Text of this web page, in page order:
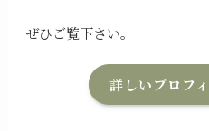
ぜひご覧下さい。
詳しいプロフ